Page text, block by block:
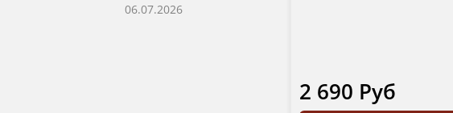
2 690 Руб
06.07.2026